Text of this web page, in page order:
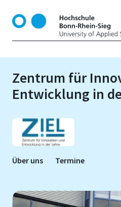
k
Zentrum für
Entwicklung in
Über uns Termine